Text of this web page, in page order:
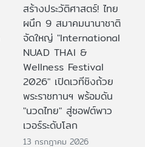
สร้างประวัติศาสตร์! ไทย
ผนึก 9 สมาคมนานาชาติ
จัดใหญ่ "International
NUAD THAI &
Wellness Festival
2026" เปิดเวทีชิงถ้วย
พระราชทานฯ พร้อมดัน
"นวดไทย" สู่ซอฟต์พาว
เวอร์ระดับโลก
13 กรกฎาคม 2026